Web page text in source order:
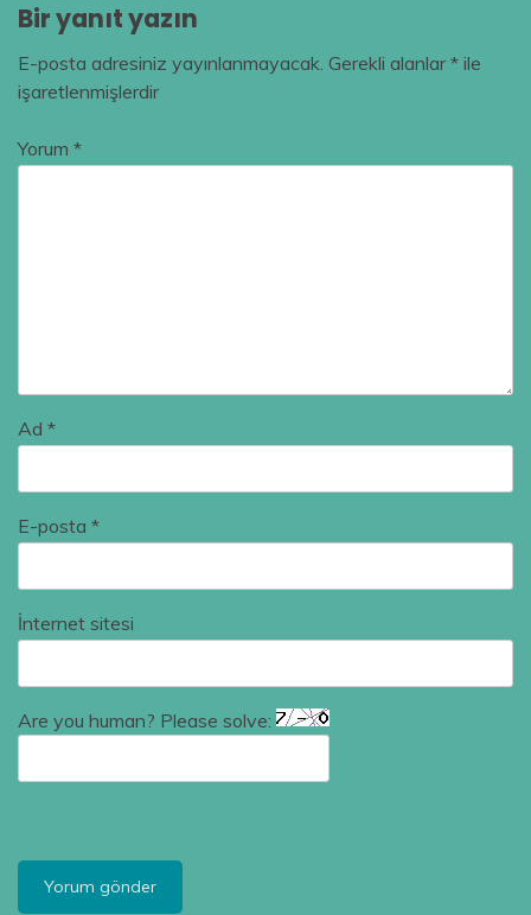
Bir yanıt yazın
E-posta adresiniz yayınlanmayacak. Gerekli alanlar* ile
işaretlenmişlerdir
Yorum *
Ad *
E-posta *
İnternet sitesi
Are you human? Please solve: